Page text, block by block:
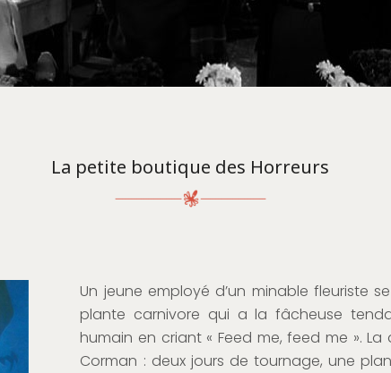
La petite boutique des Horreurs
Un jeune employé d’un minable fleuriste
plante carnivore qui a la fâcheuse
humain en criant « Feed me, feed me ».
Corman : deux jours de tournage, une